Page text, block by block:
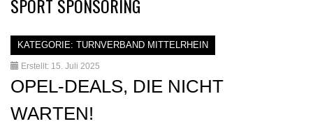
SPORT SPONSORING
KATEGORIE: TURNVERBAND MITTELRHEIN
Erstellt: 15. Juli 2025
OPEL-DEALS, DIE NICHT
WARTEN!